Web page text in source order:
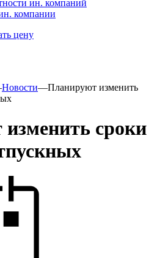
ин. компаний
компании
цену
Новости—Планируют изменить
сроки